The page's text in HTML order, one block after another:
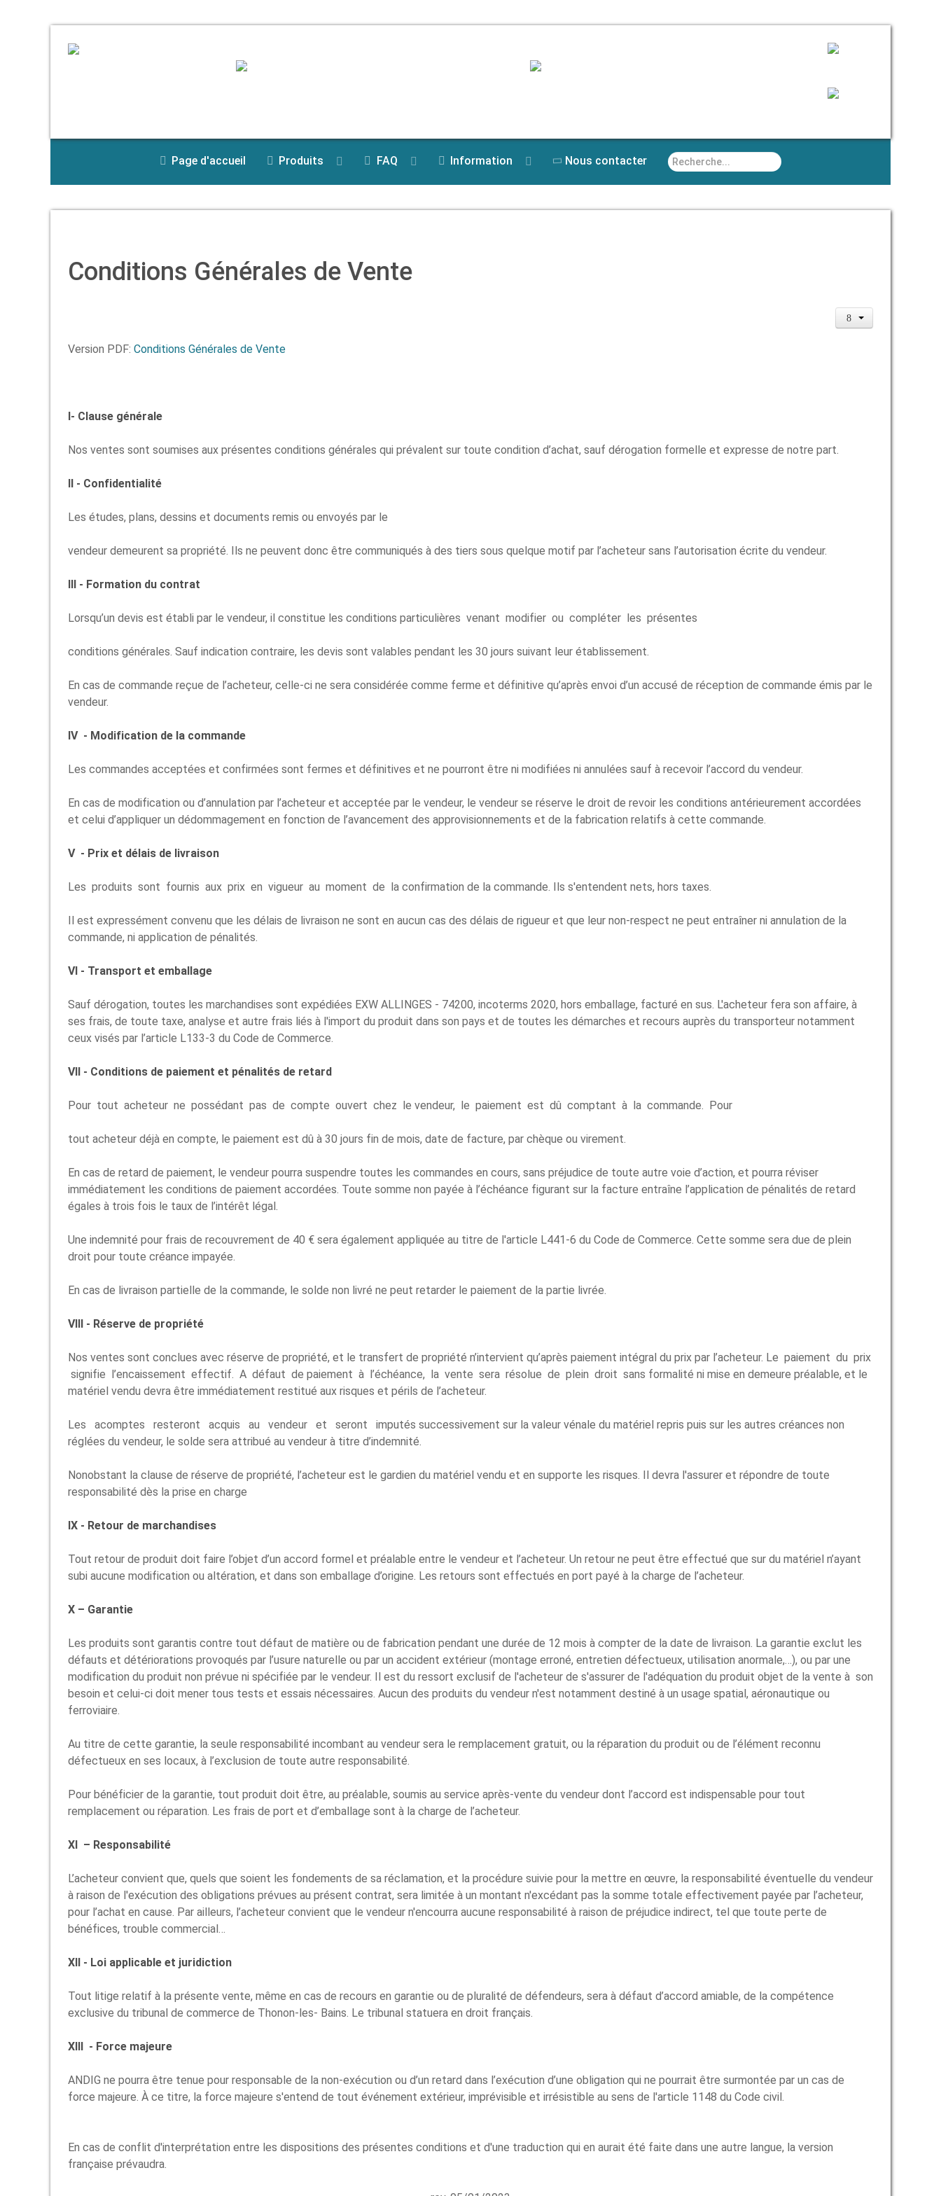
Page d'accueil Produits FAQ Information Nous contacter Rechercher
Conditions Générales de Vente
Version PDF: Conditions Générales de Vente
I- Clause générale
Nos ventes sont soumises aux présentes conditions générales qui prévalent sur toute condition d’achat, sauf dérogation formelle et expresse de notre part.
II - Confidentialité
Les études, plans, dessins et documents remis ou envoyés par le
vendeur demeurent sa propriété. Ils ne peuvent donc être communiqués à des tiers sous quelque motif par l’acheteur sans l’autorisation écrite du vendeur.
III - Formation du contrat
Lorsqu’un devis est établi par le vendeur, il constitue les conditions particulières venant modifier ou compléter les présentes
conditions générales. Sauf indication contraire, les devis sont valables pendant les 30 jours suivant leur établissement.
En cas de commande reçue de l’acheteur, celle-ci ne sera considérée comme ferme et définitive qu’après envoi d’un accusé de réception de commande émis par le
vendeur.
IV - Modification de la commande
Les commandes acceptées et confirmées sont fermes et définitives et ne pourront être ni modifiées ni annulées sauf à recevoir l’accord du vendeur.
En cas de modification ou d’annulation par l’acheteur et acceptée par le vendeur, le vendeur se réserve le droit de revoir les conditions antérieurement accordées
et celui d’appliquer un dédommagement en fonction de l’avancement des approvisionnements et de la fabrication relatifs à cette commande.
V - Prix et délais de livraison
Les produits sont fournis aux prix en vigueur au moment de la confirmation de la commande. Ils s'entendent nets, hors taxes.
Il est expressément convenu que les délais de livraison ne sont en aucun cas des délais de rigueur et que leur non-respect ne peut entraîner ni annulation de la
commande, ni application de pénalités.
VI - Transport et emballage
Sauf dérogation, toutes les marchandises sont expédiées EXW ALLINGES - 74200, incoterms 2020, hors emballage, facturé en sus. L'acheteur fera son affaire, à
ses frais, de toute taxe, analyse et autre frais liés à l'import du produit dans son pays et de toutes les démarches et recours auprès du transporteur notamment
ceux visés par l’article L133-3 du Code de Commerce.
VII - Conditions de paiement et pénalités de retard
Pour tout acheteur ne possédant pas de compte ouvert chez le vendeur, le paiement est dû comptant à la commande. Pour
tout acheteur déjà en compte, le paiement est dû à 30 jours fin de mois, date de facture, par chèque ou virement.
En cas de retard de paiement, le vendeur pourra suspendre toutes les commandes en cours, sans préjudice de toute autre voie d’action, et pourra réviser
immédiatement les conditions de paiement accordées. Toute somme non payée à l’échéance figurant sur la facture entraîne l’application de pénalités de retard
égales à trois fois le taux de l’intérêt légal.
Une indemnité pour frais de recouvrement de 40 € sera également appliquée au titre de l'article L441-6 du Code de Commerce. Cette somme sera due de plein
droit pour toute créance impayée.
En cas de livraison partielle de la commande, le solde non livré ne peut retarder le paiement de la partie livrée.
VIII - Réserve de propriété
Nos ventes sont conclues avec réserve de propriété, et le transfert de propriété n’intervient qu’après paiement intégral du prix par l’acheteur. Le paiement du prix
signifie l’encaissement effectif. A défaut de paiement à l’échéance, la vente sera résolue de plein droit sans formalité ni mise en demeure préalable, et le
matériel vendu devra être immédiatement restitué aux risques et périls de l’acheteur.
Les acomptes resteront acquis au vendeur et seront imputés successivement sur la valeur vénale du matériel repris puis sur les autres créances non
réglées du vendeur, le solde sera attribué au vendeur à titre d’indemnité.
Nonobstant la clause de réserve de propriété, l’acheteur est le gardien du matériel vendu et en supporte les risques. Il devra l'assurer et répondre de toute
responsabilité dès la prise en charge
IX - Retour de marchandises
Tout retour de produit doit faire l’objet d’un accord formel et préalable entre le vendeur et l’acheteur. Un retour ne peut être effectué que sur du matériel n’ayant
subi aucune modification ou altération, et dans son emballage d’origine. Les retours sont effectués en port payé à la charge de l’acheteur.
X – Garantie
Les produits sont garantis contre tout défaut de matière ou de fabrication pendant une durée de 12 mois à compter de la date de livraison. La garantie exclut les
défauts et détériorations provoqués par l’usure naturelle ou par un accident extérieur (montage erroné, entretien défectueux, utilisation anormale,…), ou par une
modification du produit non prévue ni spécifiée par le vendeur. Il est du ressort exclusif de l'acheteur de s'assurer de l'adéquation du produit objet de la vente à son
besoin et celui-ci doit mener tous tests et essais nécessaires. Aucun des produits du vendeur n'est notamment destiné à un usage spatial, aéronautique ou
ferroviaire.
Au titre de cette garantie, la seule responsabilité incombant au vendeur sera le remplacement gratuit, ou la réparation du produit ou de l’élément reconnu
défectueux en ses locaux, à l’exclusion de toute autre responsabilité.
Pour bénéficier de la garantie, tout produit doit être, au préalable, soumis au service après-vente du vendeur dont l’accord est indispensable pour tout
remplacement ou réparation. Les frais de port et d’emballage sont à la charge de l’acheteur.
XI – Responsabilité
L’acheteur convient que, quels que soient les fondements de sa réclamation, et la procédure suivie pour la mettre en œuvre, la responsabilité éventuelle du vendeur
à raison de l'exécution des obligations prévues au présent contrat, sera limitée à un montant n'excédant pas la somme totale effectivement payée par l’acheteur,
pour l’achat en cause. Par ailleurs, l’acheteur convient que le vendeur n'encourra aucune responsabilité à raison de préjudice indirect, tel que toute perte de
bénéfices, trouble commercial…
XII - Loi applicable et juridiction
Tout litige relatif à la présente vente, même en cas de recours en garantie ou de pluralité de défendeurs, sera à défaut d’accord amiable, de la compétence
exclusive du tribunal de commerce de Thonon-les- Bains. Le tribunal statuera en droit français.
XIII - Force majeure
ANDIG ne pourra être tenue pour responsable de la non-exécution ou d’un retard dans l’exécution d’une obligation qui ne pourrait être surmontée par un cas de
force majeure. À ce titre, la force majeure s'entend de tout événement extérieur, imprévisible et irrésistible au sens de l'article 1148 du Code civil.
En cas de conflit d'interprétation entre les dispositions des présentes conditions et d'une traduction qui en aurait été faite dans une autre langue, la version
française prévaudra.